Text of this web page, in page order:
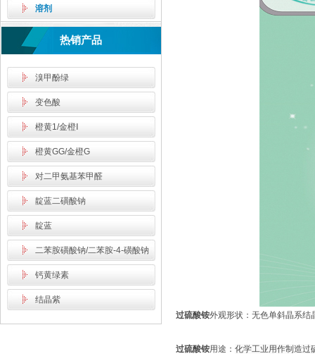
溶剂
热销产品
溴甲酚绿
变色酸
橙黄1/金橙Ⅰ
橙黄GG/金橙G
对二甲氨基苯甲醛
靛蓝二磺酸钠
靛蓝
二苯胺磺酸钠/二苯胺-4-磺酸钠
钙黄绿素
结晶紫
过硫酸铵外观形状： 无色单斜晶系结
过硫酸铵用途： 化学工业用作制造过